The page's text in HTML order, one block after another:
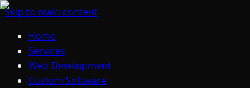
Skip to main content
Home
Services
Web Development
Custom Software